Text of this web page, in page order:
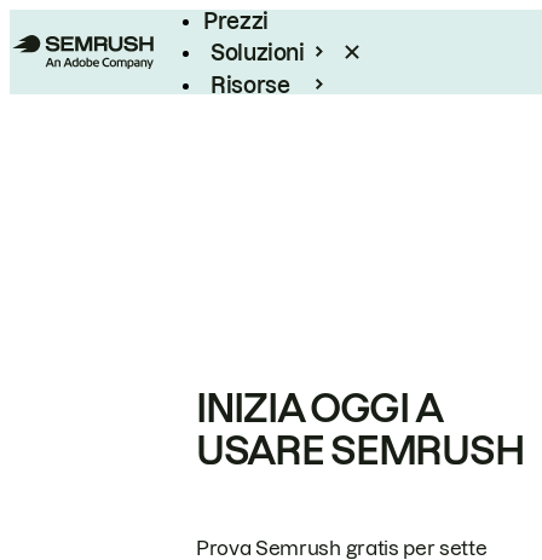
Prezzi
Soluzioni
Risorse
INIZIA OGGI A
USARE SEMRUSH
Prova Semrush gratis per sette